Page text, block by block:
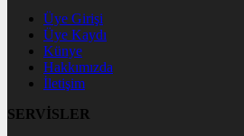
Üye Girişi
Üye Kaydı
Künye
Hakkımızda
İletişim
SERVİSLER